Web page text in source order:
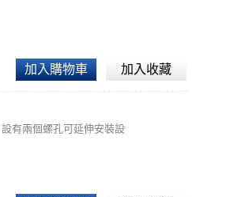
加入購物車 加入收藏
有兩個螺孔可延伸安裝設